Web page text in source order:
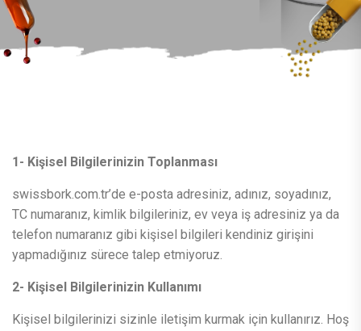
1- Kişisel Bilgilerinizin Toplanması
swissbork.com.tr’de e-posta adresiniz, adınız, soyadınız,
TC numaranız, kimlik bilgileriniz, ev veya iş adresiniz ya da
telefon numaranız gibi kişisel bilgileri kendiniz girişini
yapmadığınız sürece talep etmiyoruz.
2- Kişisel Bilgilerinizin Kullanımı
Kişisel bilgilerinizi sizinle iletişim kurmak için kullanırız. Hoş